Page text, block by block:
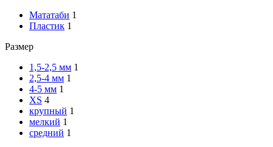
Мататаби 1
Пластик 1
Размер
1,5-2,5 мм 1
2,5-4 мм 1
4-5 мм 1
XS 4
крупный 1
мелкий 1
средний 1